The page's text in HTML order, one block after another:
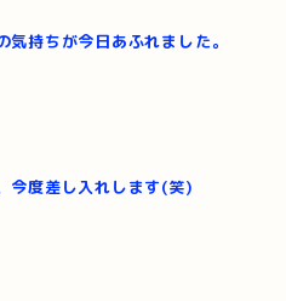
持ちが今日あふれました。
今度差し入れします(笑)